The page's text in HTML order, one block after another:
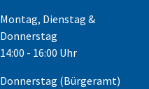
Montag, Dienstag &
Donnerstag
14:00 - 16:00 Uhr
Donnerstag (Bürgeramt)